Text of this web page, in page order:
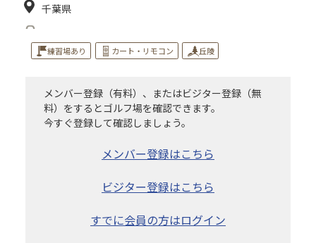
千葉県
練習場あり カート・リモコン 丘陵
メンバー登録（有料）、またはビジター登録（無
料）をするとゴルフ場を確認できます。
今すぐ登録して確認しましょう。
メンバー登録はこちら
ビジター登録はこちら
すでに会員の方はログイン